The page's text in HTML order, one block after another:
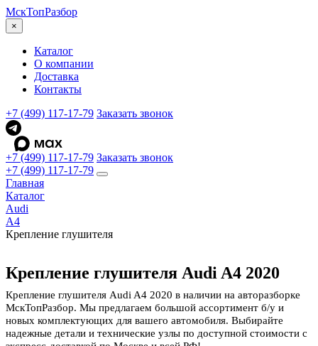
МскТопРазбор
×
Каталог
О компании
Доставка
Контакты
+7 (499) 117-17-79 Заказать звонок
+7 (499) 117-17-79 Заказать звонок
+7 (499) 117-17-79
Главная
Каталог
Audi
A4
Крепление глушителя
Крепление глушителя Audi A4 2020
Крепление глушителя Audi A4 2020 в наличии на авторазборке
МскТопРазбор. Мы предлагаем большой ассортимент б/у и
новых комплектующих для вашего автомобиля. Выбирайте
надежные детали и технические узлы по доступной стоимости с